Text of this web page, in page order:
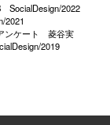
SocialDesign/2022
2021
ンケート
菱谷実
2019